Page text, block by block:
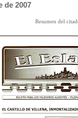
de 2007
Resumen del